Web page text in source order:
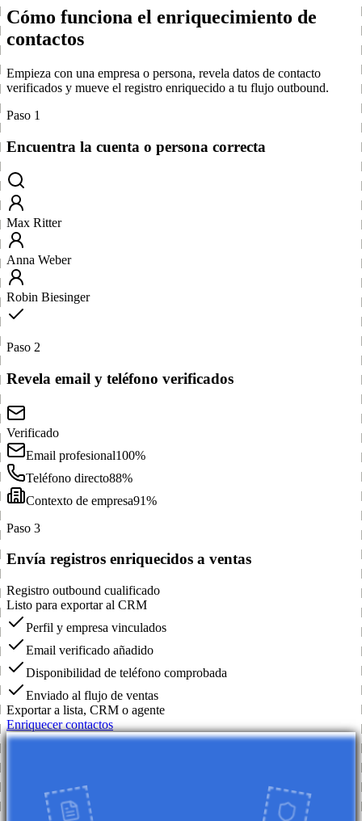
Cómo funciona el enriquecimiento de
contactos
Empieza con una empresa o persona, revela datos de contacto
verificados y mueve el registro enriquecido a tu flujo outbound.
Paso 1
Encuentra la cuenta o persona correcta
Max Ritter
Anna Weber
Robin Biesinger
Paso 2
Revela email y teléfono verificados
Verificado
Email profesional100%
Teléfono directo88%
Contexto de empresa91%
Paso 3
Envía registros enriquecidos a ventas
Registro outbound cualificado
Listo para exportar al CRM
Perfil y empresa vinculados
Email verificado añadido
Disponibilidad de teléfono comprobada
Enviado al flujo de ventas
Exportar a lista, CRM o agente
Enriquecer contactos